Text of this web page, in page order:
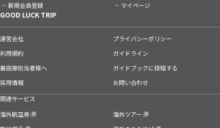
新規会員登録 マイページ
GOOD LUCK TRIP
運営会社
プライバシーポリシー
利用規約
ガイドライン
書店御担当者様へ
ガイドブックに投稿する
採用情報
お問い合わせ
関連サービス
海外航空券
海外ツアー